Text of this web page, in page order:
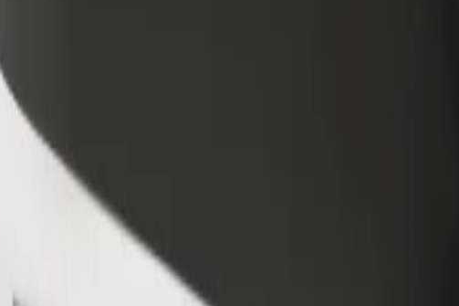
кур'єром
їжу та отримуйте
щотижня
Tallinn Airport (TLL) – Hesburger viru